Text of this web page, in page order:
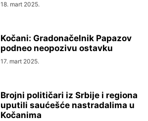
18. mart 2025.
Kočani: Gradonačelnik Papazov
podneo neopozivu ostavku
17. mart 2025.
Brojni političari iz Srbije i regiona
uputili saućešće nastradalima u
Kočanima